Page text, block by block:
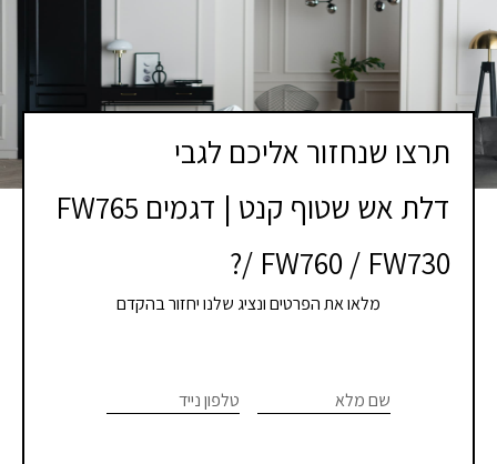
תרצו שנחזור אליכם לגבי
דלת אש שטוף קנט | דגמים FW765
/ FW760 / FW730?
מלאו את הפרטים ונציג שלנו יחזור בהקדם
קשר
שם מלא טלפון נייד
are